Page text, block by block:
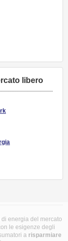
libero
energia del mercato
le esigenze degli
a risparmiare